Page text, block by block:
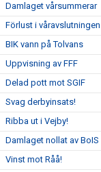
Damlaget vårsummerar
Förlust i våravslutningen
BIK vann på Tolvans
Uppvisning av FFF
Delad pott mot SGIF
Svag derbyinsats!
Ribba ut i Vejby!
Damlaget nollat av BoIS
Vinst mot Råå!